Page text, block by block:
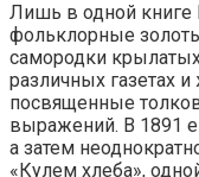
Лишь в одной книге
фольклорные
самородки
различных газетах
посвященные
выражений. В 1891
а затем
«Кулем хлеба»,